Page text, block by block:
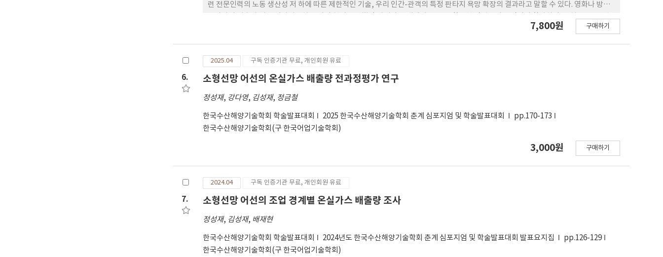
련 전문인력의 노동 생산성 저 하에 따른 제한적인 기술, 우리 인간-관객의 특정 판타지 욕망 확장의 결과라고 말할 수 있다. 영화나 방송
폼들의 경쟁이 치열해짐에 따라 영상 콘텐츠의 차별성이 사업 성공에 큰 영향을 미치기 때문이다. 그래서 영화나 방송 드라마의 스 토리
에도 진화는 계속되고 있다. ‘미디어는 인간의 확장이다.’라고 말하는 ‘마셜 매클루언’의 말 처럼 미디어는 인간의 오감과 뇌의 영
역까지 확장해 왔다. AI 와 미디어는 자연스럽게 교차, 미디어 영상에 접목되어 우리의 삶 속에 더욱 깊숙이 밀착되어 있다. 본 고는 디즈
과정을 사례로, 미술감독이 생성형 AI의 창의성에 어느 정도 의존하면서 어떻게 활용했는지에 대 해 연구하였다.
7,800원 구매하기
6.
2025.04 구독 인증기관 무료, 개인회원 유료
소형선망 어선의 온실가스 배출량 전과정평가 연구
정성재, 강다영, 김성재, 정금철
한국수산해양기술학회 학술발표대회 2025 한국수산해양기술학회 춘계 심포지엄 및 학술발표대회
pp.170-173
한국수산해양기술학회(구 한국어업기술학회)
3,000원 구매하기
7.
2024.04 구독 인증기관 무료, 개인회원 유료
소형선망 어선의 조업 경계별 온실가스 배출량 조사
정성재, 김성재, 배재현
한국수산해양기술학회 학술발표대회 2024년도 한국수산해양기술학회 춘계 심포지엄 및 학술발표대회 발표요지집
pp.126-129
한국수산해양기술학회(구 한국어업기술학회)